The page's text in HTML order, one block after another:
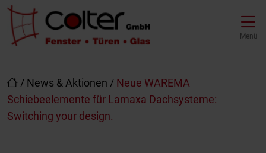
zur Top-Navigation
zur Hauptnavigation
Inhalt springen
zum Footer
Hauptnavigation Menü
/ News & Aktionen / Neue WAREMA
Schiebeelemente für Lamaxa Dachsysteme:
Switching your design.